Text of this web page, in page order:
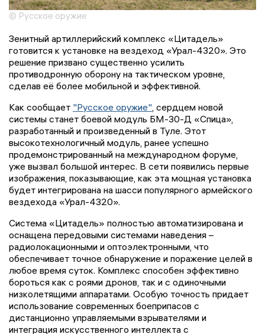
© Русское оружие
Зенитный артиллерийский комплекс «Цитадель»
готовится к установке на вездеход «Урал-4320». Это
решение призвано существенно усилить
противодронную оборону на тактическом уровне,
сделав её более мобильной и эффективной.
Как сообщает "Русское оружие", сердцем новой
системы станет боевой модуль БМ-30-Д «Спица»,
разработанный и произведенный в Туле. Этот
высокотехнологичный модуль, ранее успешно
продемонстрированный на международном форуме,
уже вызвал большой интерес. В сети появились первые
изображения, показывающие, как эта мощная установка
будет интегрирована на шасси популярного армейского
вездехода «Урал-4320».
Система «Цитадель» полностью автоматизирована и
оснащена передовыми системами наведения –
радиолокационными и оптоэлектронными, что
обеспечивает точное обнаружение и поражение целей в
любое время суток. Комплекс способен эффективно
бороться как с роями дронов, так и с одиночными
низколетящими аппаратами. Особую точность придает
использование современных боеприпасов с
дистанционно управляемыми взрывателями и
интеграция искусственного интеллекта с